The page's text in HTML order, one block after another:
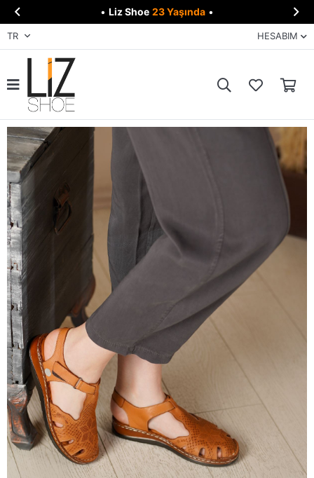
 • Liz Shoe 23 Yaşında • 
TR HESABIM